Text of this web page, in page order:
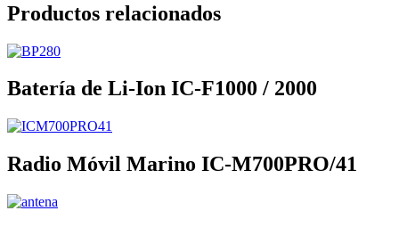
Productos relacionados
Batería de Li-Ion IC-F1000 / 2000
Radio Móvil Marino IC-M700PRO/41